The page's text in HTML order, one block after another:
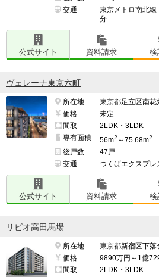
交通
東京メトロ南北
分
公式サイト 資料請求 検
ヴェレーナ東京六町
所在地
東京都足立区南花
価格
未定
間取
2LDK・3LDK
専有面積
56m2 ～75.68m2
総戸数
47戸
交通
つくばエクスプ
公式サイト 資料請求 検
リビオ高田馬場
所在地
東京都新宿区下落
価格
9890万円～1億
間取
2LDK・3LDK